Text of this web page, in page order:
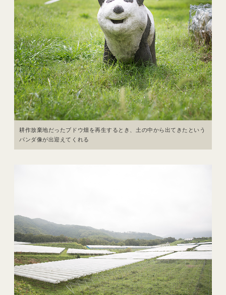
耕作放棄地だったブドウ畑を再生するとき、土の中から出てきたという
パンダ像が出迎えてくれる